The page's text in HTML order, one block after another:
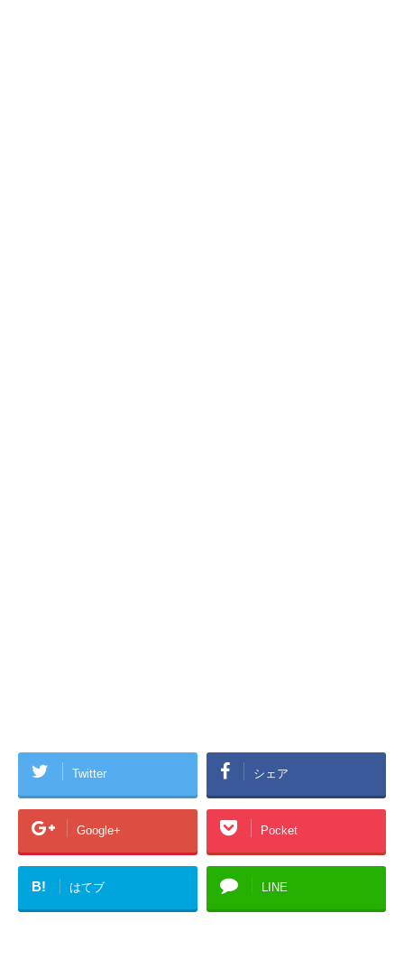
Twitter シェア
Google+ Pocket
B! はてブ LINE